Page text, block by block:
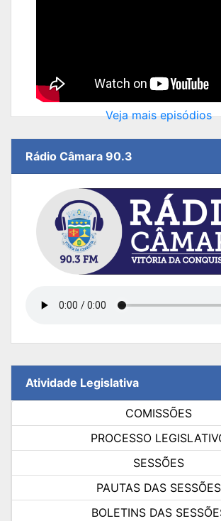
Veja mais episódios
Rádio Câmara 90.3
Atividade Legislativa
COMISSÕES
PROCESSO
SESSÕES
PAUTAS DAS SESSÕES
BOLETINS DAS